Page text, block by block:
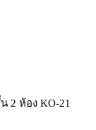
2 ห้อง KO-21